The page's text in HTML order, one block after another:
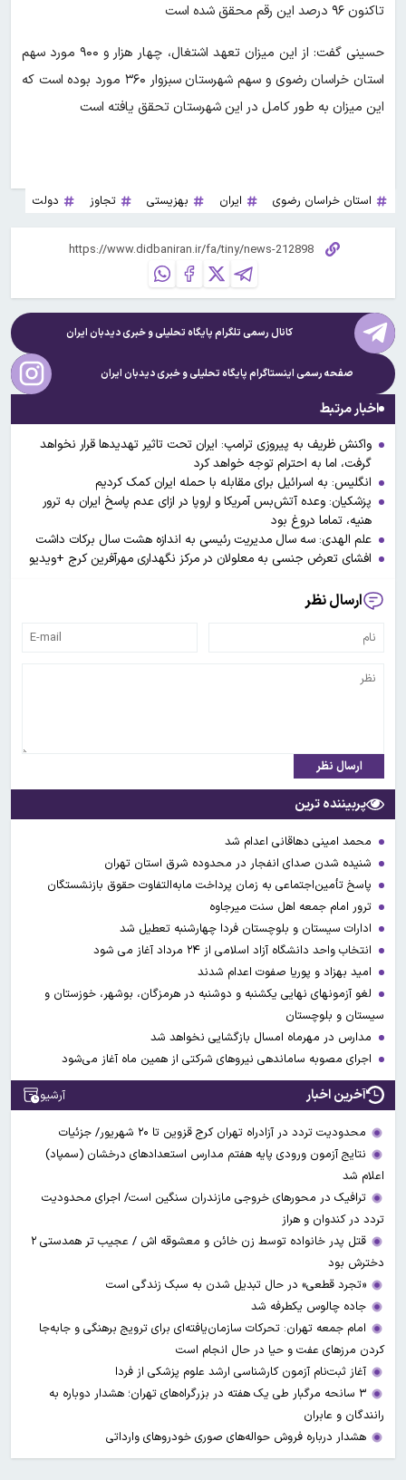
تاکنون ۹۶ درصد این رقم محقق شده است
حسینی گفت: از این میزان تعهد اشتغال، چهار هزار و ۹۰۰ مورد سهم
استان خراسان رضوی و سهم شهرستان سبزوار ۳۶۰ مورد بوده است که
این میزان به طور کامل در این شهرستان تحقق یافته است
استان خراسان رضوی ایران بهزیستی تجاوز دولت
کانال رسمی تلگرام پایگاه تحلیلی و خبریدیدبان ایران
صفحه رسمی اینستاگرام پایگاه تحلیلی و خبریدیدبان ایران
اخبار مرتبط
واکنش ظریف به پیروزی ترامپ: ایران تحت تاثیر تهدید‌ها قرار نخواهد
گرفت، اما به احترام توجه خواهد کرد
انگلیس: به اسرائیل برای مقابله با حمله ایران کمک کردیم
پزشکیان: وعده آتش‌بس آمریکا و اروپا در ازای عدم پاسخ ایران به ترور
هنیه، تماما دروغ بود
علم الهدی: سه سال مدیریت رئیسی به اندازه هشت سال برکات داشت
افشای تعرض جنسی به معلولان در مرکز نگهداری مهرآفرین کرج +ویدیو
ارسال نظر
ارسال نظر
پربیننده ترین
محمد امینی دهاقانی اعدام شد
شنیده شدن صدای انفجار در محدوده شرق استان تهران
پاسخ تأمین‌اجتماعی به زمان پرداخت مابه‌التفاوت حقوق بازنشستگان
ترور امام جمعه اهل سنت میرجاوه
ادارات سیستان و بلوچستان فردا چهارشنبه تعطیل شد
انتخاب واحد دانشگاه آزاد اسلامی از ۲۴ مرداد آغاز می شود
امید بهزاد و پوریا صفوت اعدام شدند
لغو آزمونهای نهایی یکشنبه و دوشنبه در هرمزگان، بوشهر، خوزستان و
سیستان و بلوچستان
مدارس در مهرماه امسال بازگشایی نخواهد شد
اجرای مصوبه ساماندهی نیرو‌های شرکتی از همین ماه آغاز می‌شود
آخرین اخبار آرشیو
محدودیت تردد در آزادراه تهران کرج قزوین تا ۲۰ شهریور/ جزئیات
نتایج آزمون ورودی پایه هفتم مدارس استعدادهای درخشان (سمپاد)
اعلام شد
ترافیک در محورهای خروجی مازندران سنگین است/ اجرای محدودیت
تردد در کندوان و هراز
قتل پدر خانواده توسط زن خائن و معشوقه اش / عجیب تر همدستی ۲
دخترش بود
«تجرد قطعی» در حال تبدیل شدن به سبک زندگی است
جاده چالوس یکطرفه شد
امام جمعه تهران: تحرکات سازمان‌یافته‌ای برای ترویج برهنگی و جابه‌جا
کردن مرزهای عفت و حیا در حال انجام است
آغاز ثبت‌نام‌ آزمون کارشناسی ارشد علوم پزشکی از فردا
۳ سانحه مرگبار طی یک هفته در بزرگراه‌های تهران؛ هشدار دوباره به
رانندگان و عابران
هشدار درباره فروش حواله‌های صوری خودروهای وارداتی